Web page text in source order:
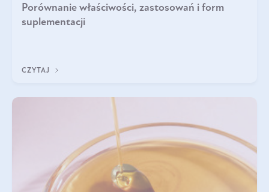
Porównanie właściwości, zastosowań i form
suplementacji
CZYTAJ